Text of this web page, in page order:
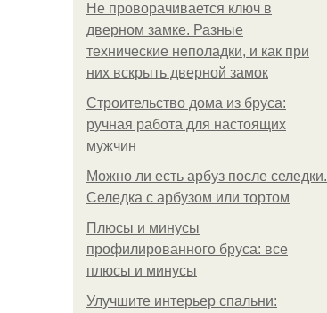
Не проворачивается ключ в
дверном замке. Разные
технические неполадки, и как при
них вскрыть дверной замок
Строительство дома из бруса:
ручная работа для настоящих
мужчин
Можно ли есть арбуз после селедки.
Селедка с арбузом или тортом
Плюсы и минусы
профилированного бруса: все
плюсы и минусы
Улучшите интерьер спальни: